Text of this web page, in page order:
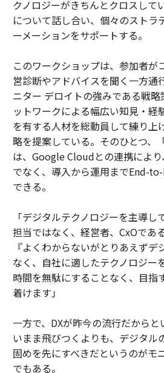
クノロジーがきちんとクロスして
について話し合い、個々のストラ
ーメーションをサポートする。
このワークショップは、参加者が
営診断やアドバイスを聞く一方通
ニター デロイトの強みである戦
ットワークによる幅広い知見・経
を有する人材を総動員して練り上
略を提案している。そのひとつ、
は、Google Cloudとの連携によ
でなく、導入から運用までEnd-
できる。
「デジタルテクノロジーを主導
担当ではなく、経営者、CxOであ
『よくわからないがとりあえず
なく、自社に適したテクノロジー
時間を無駄にすることなく、目指
着けます」
一方で、DXが昨今の流行だから
いまま飛びつくよりも、デジタル
固めを先にすべきだというのがモ
でもある。